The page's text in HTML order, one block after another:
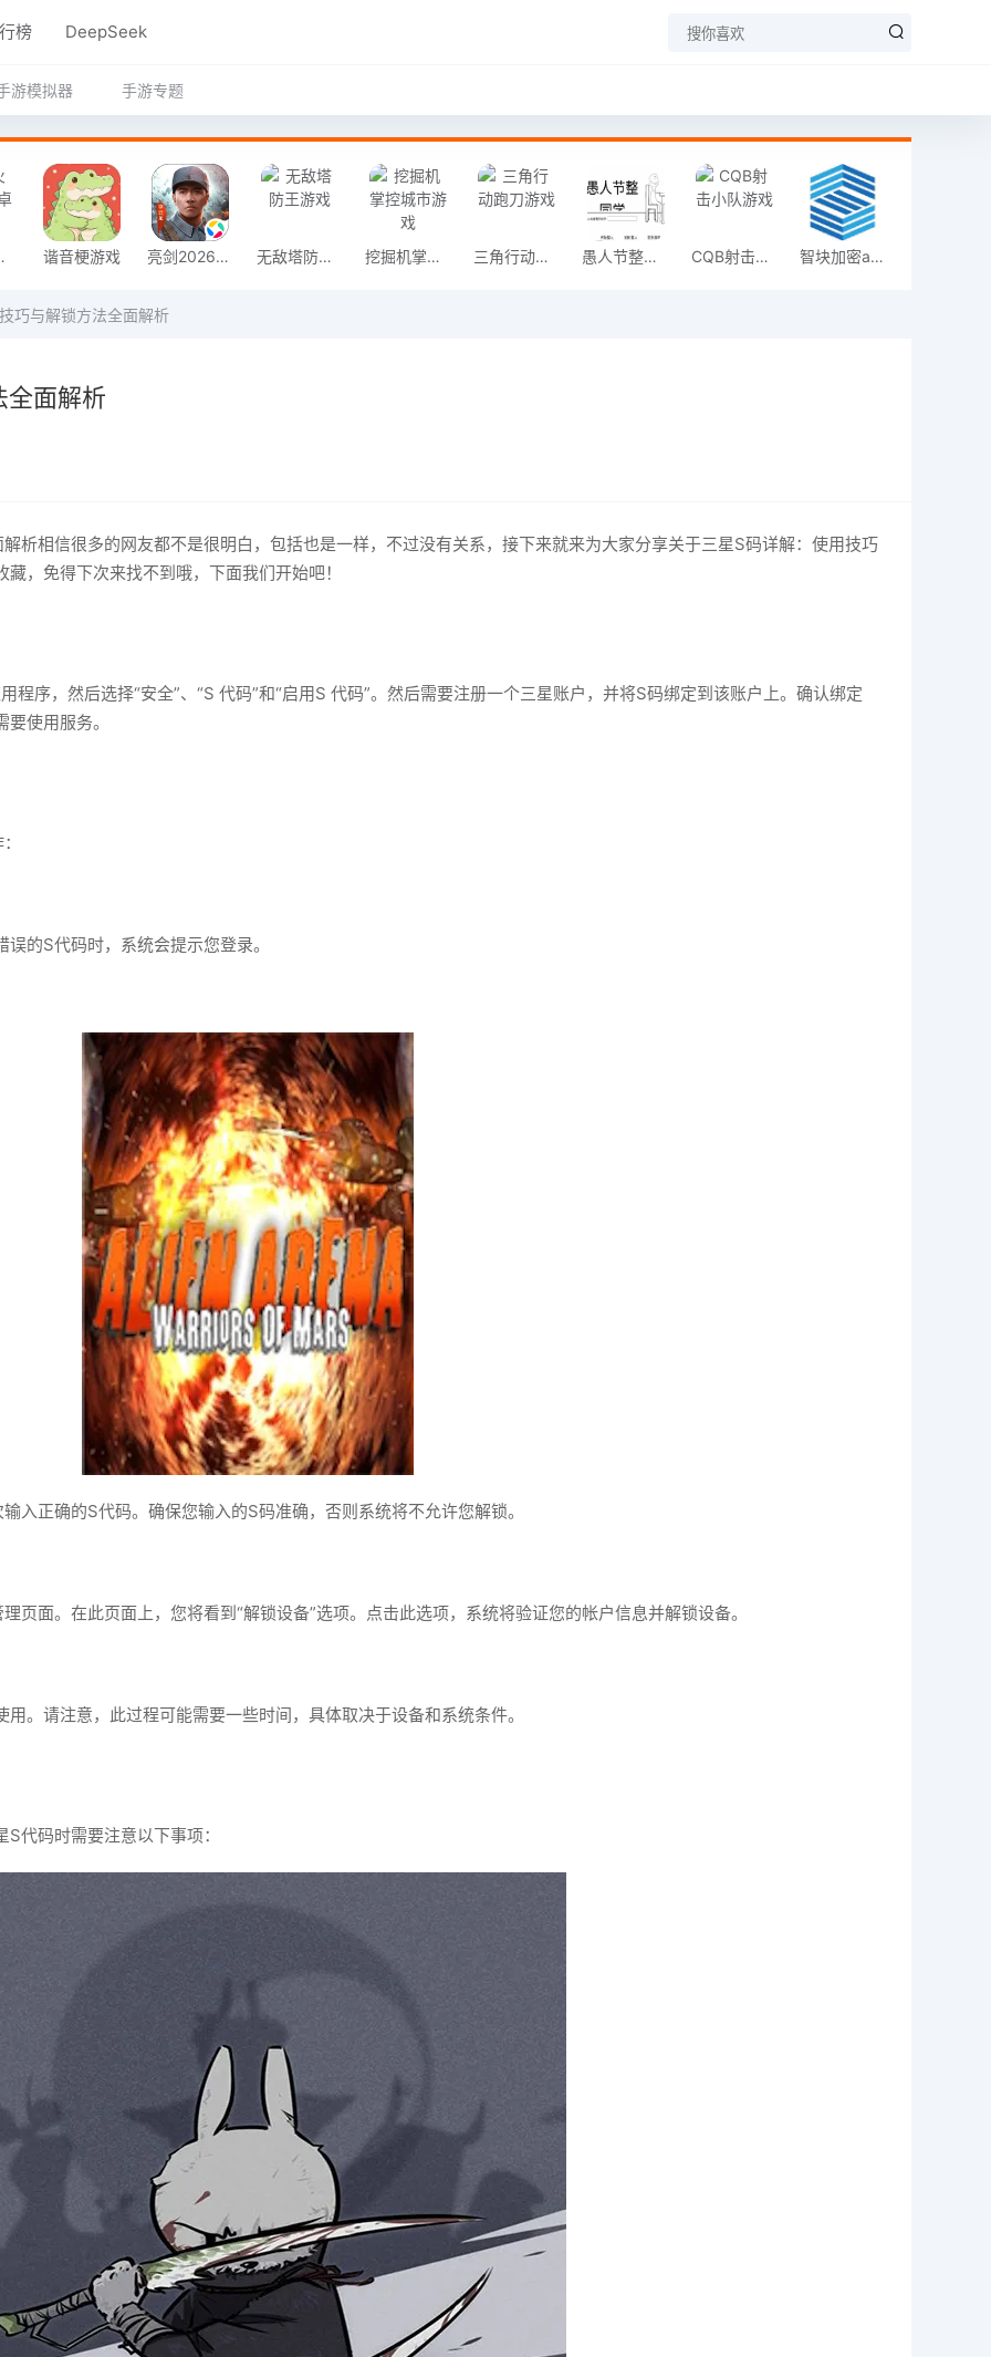
榜 DeepSeek
游模拟器 手游专题
版 谐音梗游戏 亮剑2026官方版 无敌塔防王游戏 挖掘机掌控城市游戏 三角行动跑刀游戏 愚人节整同学 CQB射击小队游戏 智块加密app
巧与解锁方法全面解析
全面解析
析相信很多的网友都不是很明白，包括也是一样，不过没有关系，接下来就来为大家分享关于三星S码详解：使用技巧
，免得下次来找不到哦，下面我们开始吧！
程序，然后选择“安全”、“S 代码”和“启用S 代码”。然后需要注册一个三星账户，并将S码绑定到该账户上。确认绑定
使用服务。
的S代码时，系统会提示您登录。
入正确的S代码。确保您输入的S码准确，否则系统将不允许您解锁。
页面。在此页面上，您将看到“解锁设备”选项。点击此选项，系统将验证您的帐户信息并解锁设备。
。请注意，此过程可能需要一些时间，具体取决于设备和系统条件。
代码时需要注意以下事项：